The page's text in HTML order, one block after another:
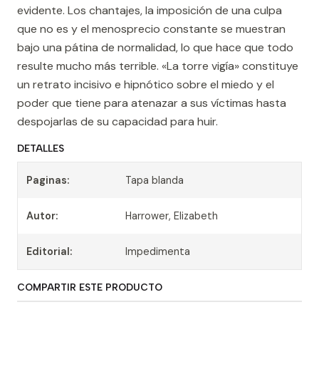
evidente. Los chantajes, la imposición de una culpa
que no es y el menosprecio constante se muestran
bajo una pátina de normalidad, lo que hace que todo
resulte mucho más terrible. «La torre vigía» constituye
un retrato incisivo e hipnótico sobre el miedo y el
poder que tiene para atenazar a sus víctimas hasta
despojarlas de su capacidad para huir.
DETALLES
Paginas: Tapa blanda
Autor: Harrower, Elizabeth
Editorial: Impedimenta
COMPARTIR ESTE PRODUCTO